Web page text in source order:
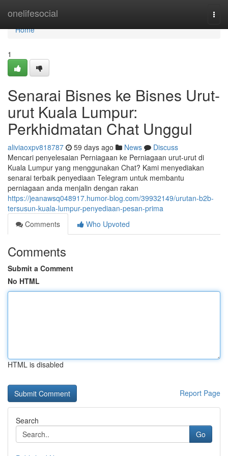
onelifesocial
Home
Home
1
Senarai Bisnes ke Bisnes Urut-
urut Kuala Lumpur:
Perkhidmatan Chat Unggul
aliviaoxpv818787 59 days ago News
Discuss
Mencari penyelesaian Perniagaan ke Perniagaan urut-urut di
Kuala Lumpur yang menggunakan Chat? Kami menyediakan
senarai terbaik penyediaan Telegram untuk membantu
perniagaan anda menjalin dengan rakan
https://jeanawsq048917.humor-blog.com/39932149/urutan-b2b-
tersusun-kuala-lumpur-penyediaan-pesan-prima
Comments
Who Upvoted
Comments
Submit a Comment
No HTML
HTML is disabled
Report Page
Search
Go